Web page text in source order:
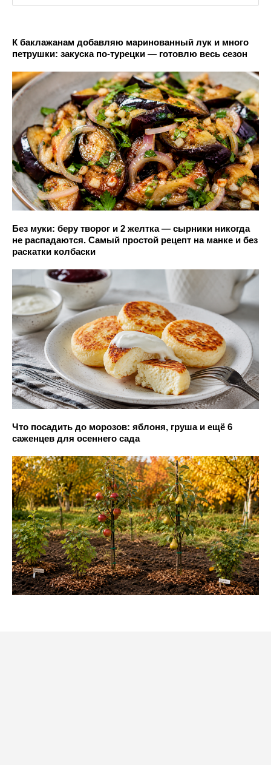
К баклажанам добавляю маринованный лук и много
петрушки: закуска по-турецки — готовлю весь сезон
Без муки: беру творог и 2 желтка — сырники никогда
не распадаются. Самый простой рецепт на манке и без
раскатки колбаски
Что посадить до морозов: яблоня, груша и ещё 6
саженцев для осеннего сада